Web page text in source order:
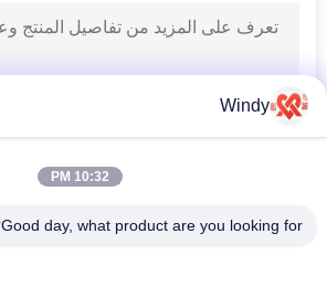
مصدات مطاطية
أسطوانية
33
Windy
10:32 PM
Good day, what product are you looking for?